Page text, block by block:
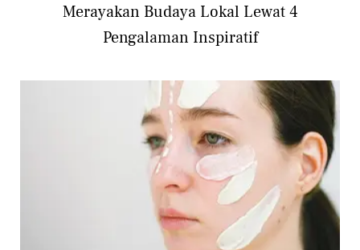
Merayakan Budaya Lokal Lewat 4
Pengalaman Inspiratif